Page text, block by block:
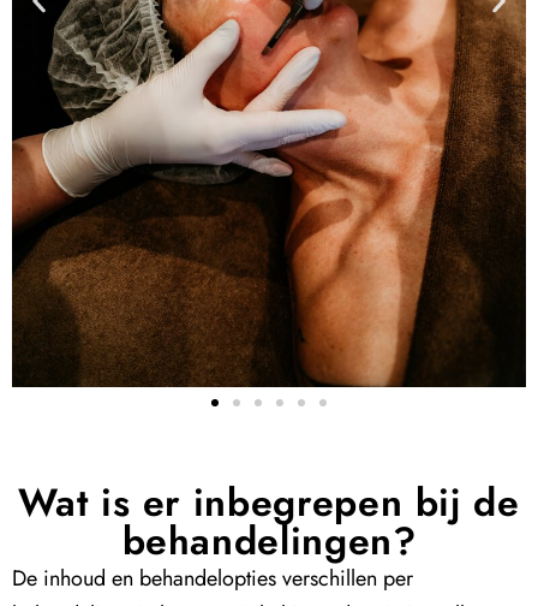
Wat is er inbegrepen bij de
behandelingen?
De inhoud en behandelopties verschillen per